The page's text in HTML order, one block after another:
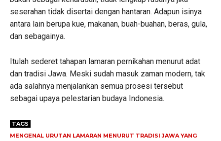
seserahan tidak disertai dengan hantaran. Adapun isinya
antara lain berupa kue, makanan, buah-buahan, beras, gula,
dan sebagainya.
Itulah sederet tahapan lamaran pernikahan menurut adat
dan tradisi Jawa. Meski sudah masuk zaman modern, tak
ada salahnya menjalankan semua prosesi tersebut
sebagai upaya pelestarian budaya Indonesia.
TAGS
MENGENAL URUTAN LAMARAN MENURUT TRADISI JAWA YANG